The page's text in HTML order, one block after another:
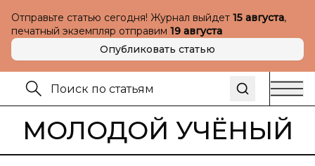
Отправьте статью сегодня! Журнал выйдет 15 августа,
печатный экземпляр отправим 19 августа
Опубликовать статью
МОЛОДОЙ УЧЁНЫЙ